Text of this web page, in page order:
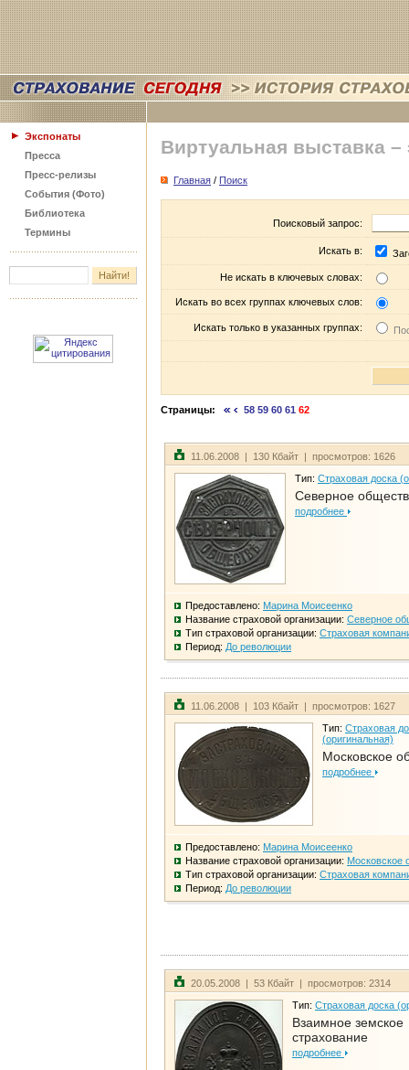
Экспонаты
Пресса
Пресс-релизы
События (Фото)
Библиотека
Термины
Виртуальная выставка –
Главная / Поиск
Поисковый запрос:
Искать в:
Не искать в ключевых словах:
Искать во всех группах ключевых слов:
Искать только в указанных группах:
Страницы: 58 59 60 61 62
11.06.2008 | 130 Кбайт | просмотров: 1626
Тип: Страховая доска
Северное
подробнее
Предоставлено: Марина Моисеенко
Название страховой организации: Северное
Тип страховой организации: Страховая
Период: До революции
11.06.2008 | 103 Кбайт | просмотров: 1627
Тип: Страховая
(оригинальная)
Московское
подробнее
Предоставлено: Марина Моисеенко
Название страховой организации: Московское
Тип страховой организации: Страховая
Период: До революции
20.05.2008 | 53 Кбайт | просмотров: 2314
Тип: Страховая доска
Взаимное земское
страхование
подробнее